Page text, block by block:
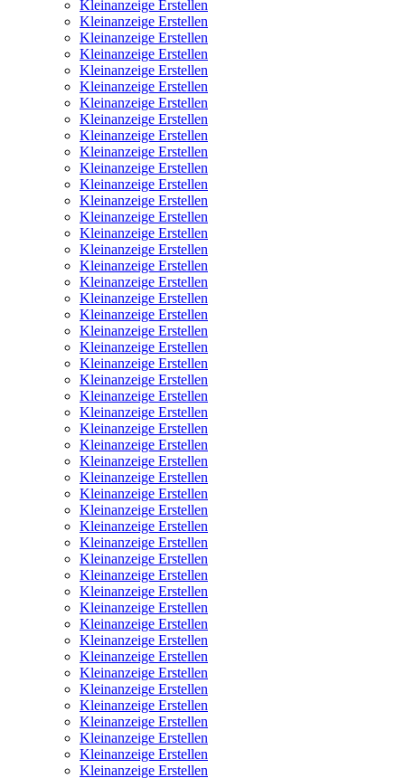
Kleinanzeige Erstellen
Kleinanzeige Erstellen
Kleinanzeige Erstellen
Kleinanzeige Erstellen
Kleinanzeige Erstellen
Kleinanzeige Erstellen
Kleinanzeige Erstellen
Kleinanzeige Erstellen
Kleinanzeige Erstellen
Kleinanzeige Erstellen
Kleinanzeige Erstellen
Kleinanzeige Erstellen
Kleinanzeige Erstellen
Kleinanzeige Erstellen
Kleinanzeige Erstellen
Kleinanzeige Erstellen
Kleinanzeige Erstellen
Kleinanzeige Erstellen
Kleinanzeige Erstellen
Kleinanzeige Erstellen
Kleinanzeige Erstellen
Kleinanzeige Erstellen
Kleinanzeige Erstellen
Kleinanzeige Erstellen
Kleinanzeige Erstellen
Kleinanzeige Erstellen
Kleinanzeige Erstellen
Kleinanzeige Erstellen
Kleinanzeige Erstellen
Kleinanzeige Erstellen
Kleinanzeige Erstellen
Kleinanzeige Erstellen
Kleinanzeige Erstellen
Kleinanzeige Erstellen
Kleinanzeige Erstellen
Kleinanzeige Erstellen
Kleinanzeige Erstellen
Kleinanzeige Erstellen
Kleinanzeige Erstellen
Kleinanzeige Erstellen
Kleinanzeige Erstellen
Kleinanzeige Erstellen
Kleinanzeige Erstellen
Kleinanzeige Erstellen
Kleinanzeige Erstellen
Kleinanzeige Erstellen
Kleinanzeige Erstellen
Kleinanzeige Erstellen